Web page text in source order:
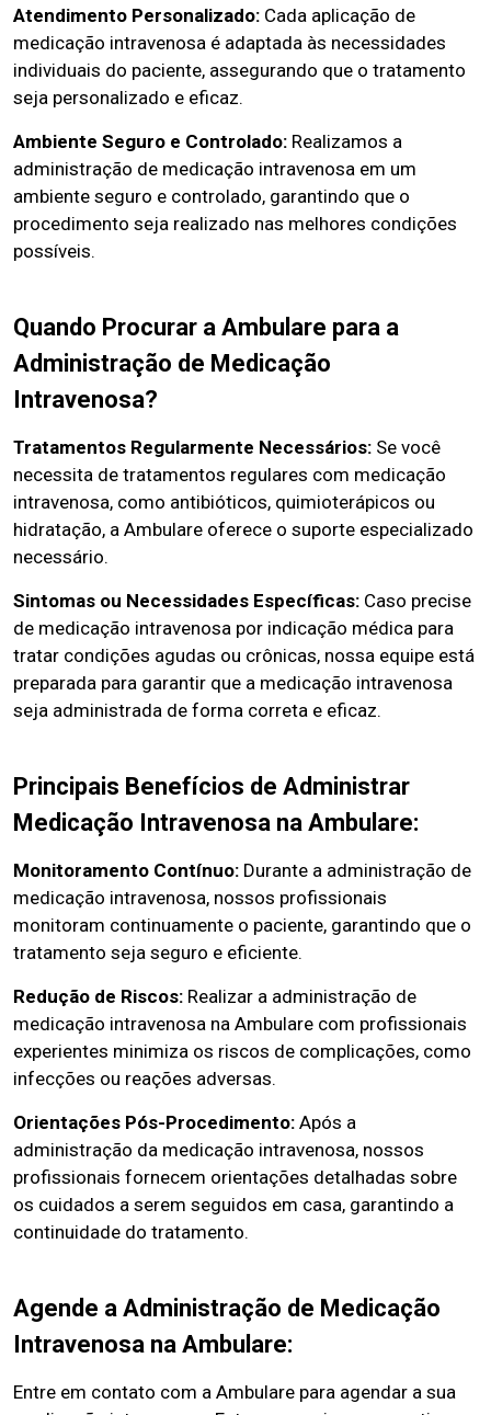
Atendimento Personalizado: Cada aplicação de
medicação intravenosa é adaptada às necessidades
individuais do paciente, assegurando que o tratamento
seja personalizado e eficaz.
Ambiente Seguro e Controlado: Realizamos a
administração de medicação intravenosa em um
ambiente seguro e controlado, garantindo que o
procedimento seja realizado nas melhores condições
possíveis.
Quando Procurar a Ambulare para a
Administração de Medicação
Intravenosa?
Tratamentos Regularmente Necessários: Se você
necessita de tratamentos regulares com medicação
intravenosa, como antibióticos, quimioterápicos ou
hidratação, a Ambulare oferece o suporte especializado
necessário.
Sintomas ou Necessidades Específicas: Caso precise
de medicação intravenosa por indicação médica para
tratar condições agudas ou crônicas, nossa equipe está
preparada para garantir que a medicação intravenosa
seja administrada de forma correta e eficaz.
Principais Benefícios de Administrar
Medicação Intravenosa na Ambulare:
Monitoramento Contínuo: Durante a administração de
medicação intravenosa, nossos profissionais
monitoram continuamente o paciente, garantindo que o
tratamento seja seguro e eficiente.
Redução de Riscos: Realizar a administração de
medicação intravenosa na Ambulare com profissionais
experientes minimiza os riscos de complicações, como
infecções ou reações adversas.
Orientações Pós-Procedimento: Após a
administração da medicação intravenosa, nossos
profissionais fornecem orientações detalhadas sobre
os cuidados a serem seguidos em casa, garantindo a
continuidade do tratamento.
Agende a Administração de Medicação
Intravenosa na Ambulare:
Entre em contato com a Ambulare para agendar a sua